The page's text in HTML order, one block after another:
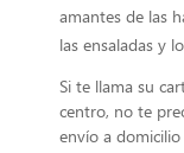
amantes de las
las ensaladas y
Si te llama su
centro, no te
envío a